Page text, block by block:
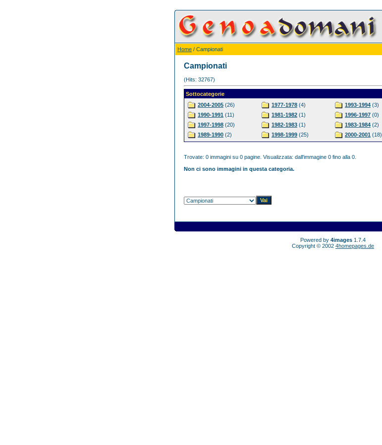
Home / Campionati
Campionati
(Hits: 32767)
Sottocategorie
2004-2005 (26)
1990-1991 (11)
1997-1998 (20)
1989-1990 (2)
1977-1978 (4)
1981-1982 (1)
1982-1983 (1)
1998-1999 (25)
1993-1994 (3)
1996-1997 (0)
1983-1984 (2)
2000-2001 (18)
Trovate: 0 immagini su 0 pagine. Visualizzata: dall'immagine 0 fino alla 0.
Non ci sono immagini in questa categoria.
Powered by 4images 1.7.4
Copyright © 2002 4homepages.de